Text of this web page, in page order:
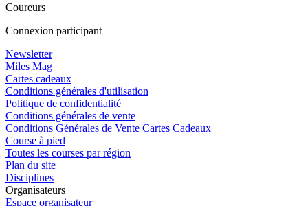
Coureurs
Connexion participant
Newsletter
Miles Mag
Cartes cadeaux
Conditions générales d'utilisation
Politique de confidentialité
Conditions générales de vente
Conditions Générales de Vente Cartes Cadeaux
Course à pied
Toutes les courses par région
Plan du site
Disciplines
Organisateurs
Espace organisateur